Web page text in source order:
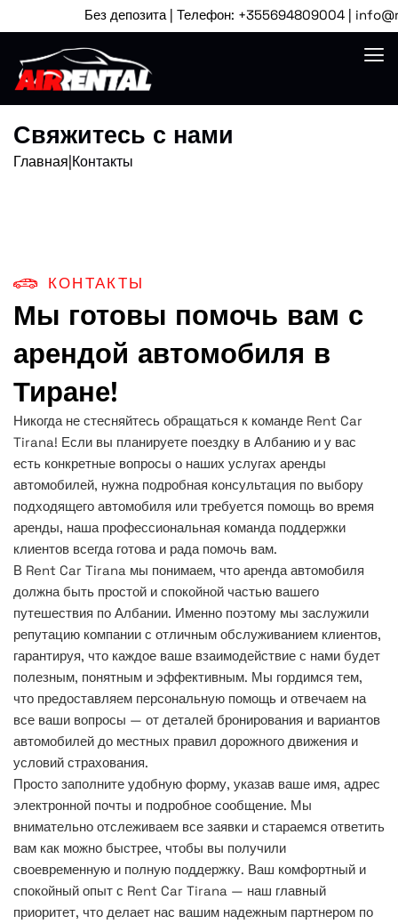
Без депозита | Телефон: +355694809004 |
Свяжитесь с нами
Главная Контакты
КОНТАКТЫ
Мы готовы помочь вам с
арендой автомобиля в
Тиране!
Никогда не стесняйтесь обращаться к команде Rent Car
Tirana! Если вы планируете поездку в Албанию и у вас
есть конкретные вопросы о наших услугах аренды
автомобилей, нужна подробная консультация по выбору
подходящего автомобиля или требуется помощь во время
аренды, наша профессиональная команда поддержки
клиентов всегда готова и рада помочь вам.
В Rent Car Tirana мы понимаем, что аренда автомобиля
должна быть простой и спокойной частью вашего
путешествия по Албании. Именно поэтому мы заслужили
репутацию компании с отличным обслуживанием клиентов,
гарантируя, что каждое ваше взаимодействие с нами будет
полезным, понятным и эффективным. Мы гордимся тем,
что предоставляем персональную помощь и отвечаем на
все ваши вопросы — от деталей бронирования и вариантов
автомобилей до местных правил дорожного движения и
условий страхования.
Просто заполните удобную форму, указав ваше имя, адрес
электронной почты и подробное сообщение. Мы
внимательно отслеживаем все заявки и стараемся ответить
вам как можно быстрее, чтобы вы получили
своевременную и полную поддержку. Ваш комфортный и
спокойный опыт с Rent Car Tirana — наш главный
приоритет, что делает нас вашим надежным партнером по